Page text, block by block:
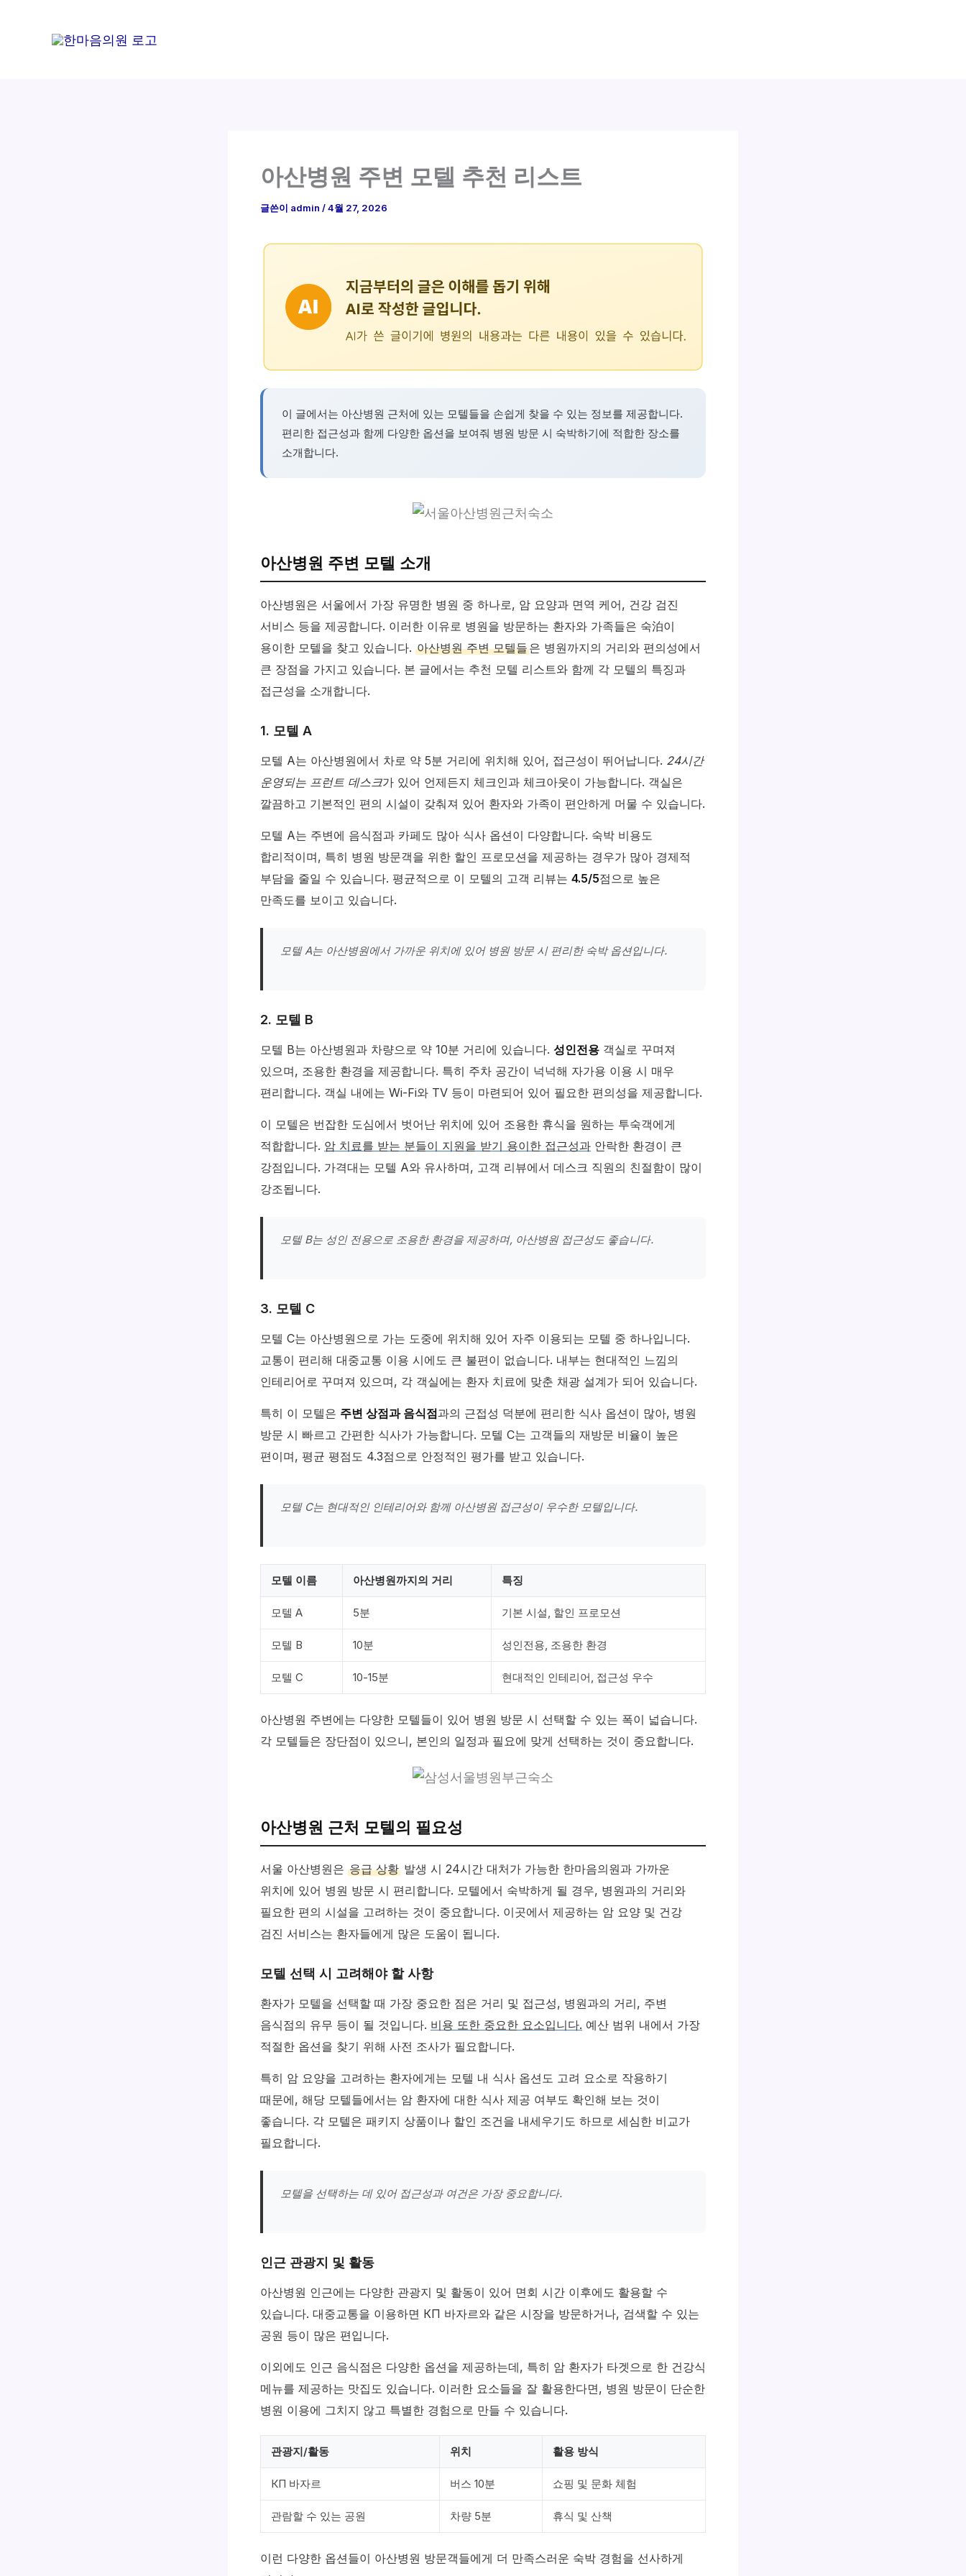
아산병원 주변 모텔 추천 리스트
글쓴이 admin /4월 27, 2026
이 글에서는 아산병원 근처에 있는 모텔들을 손쉽게 찾을 수 있는 정보를 제공합니다.
편리한 접근성과 함께 다양한 옵션을 보여줘 병원 방문 시 숙박하기에 적합한 장소를
소개합니다.
아산병원 주변 모텔 소개
아산병원은 서울에서 가장 유명한 병원 중 하나로, 암 요양과 면역 케어, 건강 검진
서비스 등을 제공합니다. 이러한 이유로 병원을 방문하는 환자와 가족들은 숙泊이
용이한 모텔을 찾고 있습니다. 아산병원 주변 모텔들은 병원까지의 거리와 편의성에서
큰 장점을 가지고 있습니다. 본 글에서는 추천 모텔 리스트와 함께 각 모텔의 특징과
접근성을 소개합니다.
1. 모텔 A
모텔 A는 아산병원에서 차로 약 5분 거리에 위치해 있어, 접근성이 뛰어납니다. 24시간
운영되는 프런트 데스크가 있어 언제든지 체크인과 체크아웃이 가능합니다. 객실은
깔끔하고 기본적인 편의 시설이 갖춰져 있어 환자와 가족이 편안하게 머물 수 있습니다.
모텔 A는 주변에 음식점과 카페도 많아 식사 옵션이 다양합니다. 숙박 비용도
합리적이며, 특히 병원 방문객을 위한 할인 프로모션을 제공하는 경우가 많아 경제적
부담을 줄일 수 있습니다. 평균적으로 이 모텔의 고객 리뷰는 4.5/5점으로 높은
만족도를 보이고 있습니다.
모텔 A는 아산병원에서 가까운 위치에 있어 병원 방문 시 편리한 숙박 옵션입니다.
2. 모텔 B
모텔 B는 아산병원과 차량으로 약 10분 거리에 있습니다. 성인전용 객실로 꾸며져
있으며, 조용한 환경을 제공합니다. 특히 주차 공간이 넉넉해 자가용 이용 시 매우
편리합니다. 객실 내에는 Wi-Fi와 TV 등이 마련되어 있어 필요한 편의성을 제공합니다.
이 모텔은 번잡한 도심에서 벗어난 위치에 있어 조용한 휴식을 원하는 투숙객에게
적합합니다. 암 치료를 받는 분들이 지원을 받기 용이한 접근성과 안락한 환경이 큰
강점입니다. 가격대는 모텔 A와 유사하며, 고객 리뷰에서 데스크 직원의 친절함이 많이
강조됩니다.
모텔 B는 성인 전용으로 조용한 환경을 제공하며, 아산병원 접근성도 좋습니다.
3. 모텔 C
모텔 C는 아산병원으로 가는 도중에 위치해 있어 자주 이용되는 모텔 중 하나입니다.
교통이 편리해 대중교통 이용 시에도 큰 불편이 없습니다. 내부는 현대적인 느낌의
인테리어로 꾸며져 있으며, 각 객실에는 환자 치료에 맞춘 채광 설계가 되어 있습니다.
특히 이 모텔은 주변 상점과 음식점과의 근접성 덕분에 편리한 식사 옵션이 많아, 병원
방문 시 빠르고 간편한 식사가 가능합니다. 모텔 C는 고객들의 재방문 비율이 높은
편이며, 평균 평점도 4.3점으로 안정적인 평가를 받고 있습니다.
모텔 C는 현대적인 인테리어와 함께 아산병원 접근성이 우수한 모텔입니다.
모텔 이름 아산병원까지의 거리 특징
모텔 A 5분 기본 시설, 할인 프로모션
모텔 B 10분 성인전용, 조용한 환경
모텔 C 10-15분 현대적인 인테리어, 접근성 우수
아산병원 주변에는 다양한 모텔들이 있어 병원 방문 시 선택할 수 있는 폭이 넓습니다.
각 모텔들은 장단점이 있으니, 본인의 일정과 필요에 맞게 선택하는 것이 중요합니다.
아산병원 근처 모텔의 필요성
서울 아산병원은 응급 상황 발생 시 24시간 대처가 가능한 한마음의원과 가까운
위치에 있어 병원 방문 시 편리합니다. 모텔에서 숙박하게 될 경우, 병원과의 거리와
필요한 편의 시설을 고려하는 것이 중요합니다. 이곳에서 제공하는 암 요양 및 건강
검진 서비스는 환자들에게 많은 도움이 됩니다.
모텔 선택 시 고려해야 할 사항
환자가 모텔을 선택할 때 가장 중요한 점은 거리 및 접근성, 병원과의 거리, 주변
음식점의 유무 등이 될 것입니다. 비용 또한 중요한 요소입니다. 예산 범위 내에서 가장
적절한 옵션을 찾기 위해 사전 조사가 필요합니다.
특히 암 요양을 고려하는 환자에게는 모텔 내 식사 옵션도 고려 요소로 작용하기
때문에, 해당 모텔들에서는 암 환자에 대한 식사 제공 여부도 확인해 보는 것이
좋습니다. 각 모텔은 패키지 상품이나 할인 조건을 내세우기도 하므로 세심한 비교가
필요합니다.
모텔을 선택하는 데 있어 접근성과 여건은 가장 중요합니다.
인근 관광지 및 활동
아산병원 인근에는 다양한 관광지 및 활동이 있어 면회 시간 이후에도 활용할 수
있습니다. 대중교통을 이용하면 КП 바자르와 같은 시장을 방문하거나, 검색할 수 있는
공원 등이 많은 편입니다.
이외에도 인근 음식점은 다양한 옵션을 제공하는데, 특히 암 환자가 타겟으로 한 건강식
메뉴를 제공하는 맛집도 있습니다. 이러한 요소들을 잘 활용한다면, 병원 방문이 단순한
병원 이용에 그치지 않고 특별한 경험으로 만들 수 있습니다.
관광지/활동 위치 활용 방식
КП 바자르 버스 10분 쇼핑 및 문화 체험
관람할 수 있는 공원 차량 5분 휴식 및 산책
이런 다양한 옵션들이 아산병원 방문객들에게 더 만족스러운 숙박 경험을 선사하게